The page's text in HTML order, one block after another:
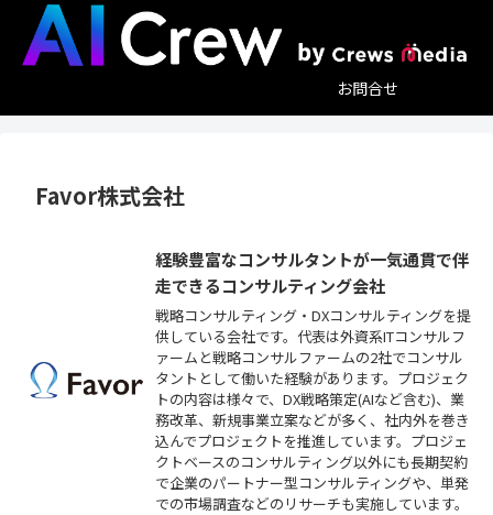
お問合せ
Favor株式会社
経験豊富なコンサルタントが一気通貫で伴
走できるコンサルティング会社
戦略コンサルティング・DXコンサルティングを提
供している会社です。代表は外資系ITコンサルフ
ァームと戦略コンサルファームの2社でコンサル
タントとして働いた経験があります。プロジェク
トの内容は様々で、DX戦略策定(AIなど含む)、業
務改革、新規事業立案などが多く、社内外を巻き
込んでプロジェクトを推進しています。プロジェ
クトベースのコンサルティング以外にも長期契約
で企業のパートナー型コンサルティングや、単発
での市場調査などのリサーチも実施しています。